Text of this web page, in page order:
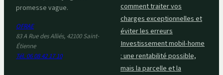
promesse vague.
OFRAE
83 A Rue des Alliés, 42100 Saint-
Étienne
Tél. 06 08 42 17 10
comment traiter vos
charges exceptionnelles et
éviter les erreurs
Investissement mobil-home
: une rentabilité possible,
mais la parcelle et la